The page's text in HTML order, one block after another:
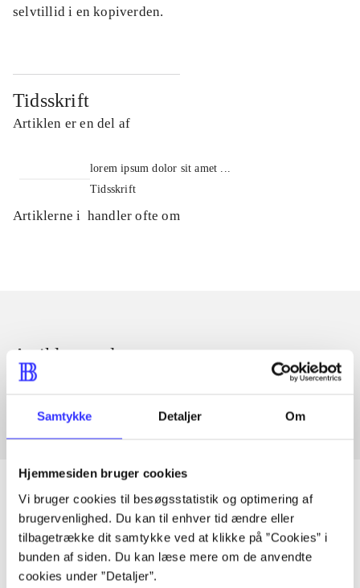
Samtykke Detaljer Om
Hjemmesiden bruger cookies
Vi bruger cookies til besøgsstatistik og optimering af
brugervenlighed. Du kan til enhver tid ændre eller
tilbagetrække dit samtykke ved at klikke på ”Cookies” i
bunden af siden. Du kan læse mere om de anvendte
cookies under ”Detaljer”.
selvtillid i en kopiverden.
Tidsskrift
Artiklen er en del af
lorem ipsum dolor sit amet ...
Tidsskrift
Artiklerne i handler ofte om
Artikler med samme emner
Fra
Artikler
Alle registrerede artikler fordelt på udgivelser